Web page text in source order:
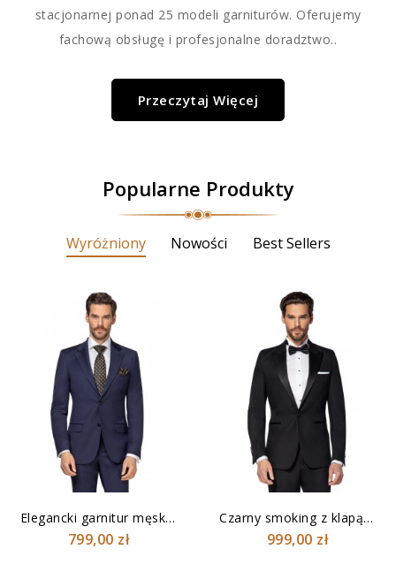
stacjonarnej ponad 25 modeli garniturów. Oferujemy
fachową obsługę i profesjonalne doradztwo..
Przeczytaj Więcej
Popularne Produkty
Wyróżniony Nowości Best Sellers
Elegancki garnitur męski...
799,00 zł
Czarny smoking z klapą w szpic
999,00 zł